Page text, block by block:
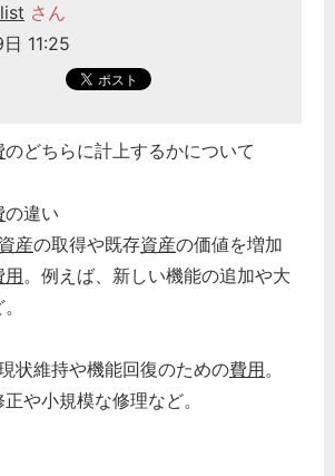
さん
11:25
のどちらに計上するかについて
の違い
資産の取得や既存資産の価値を増加
用。例えば、新しい機能の追加や大
状維持や機能回復のための費用。
や小規模な修理など。